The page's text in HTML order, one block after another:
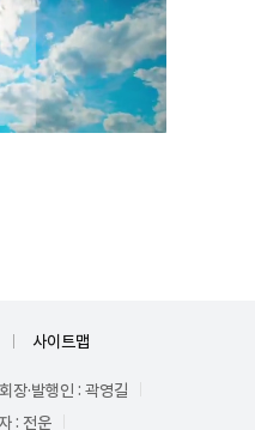
사이트맵
회장·발행인 : 곽영길
: 전운